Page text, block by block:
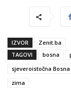
IZVOR
Zenit.ba
TAGOVI
bosna
sjeveroistočna Bosna
zima